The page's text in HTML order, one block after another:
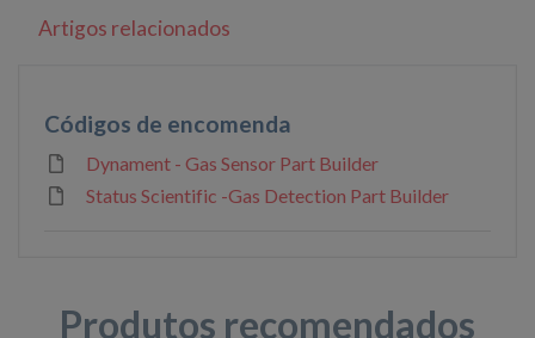
Artigos relacionados
Códigos de encomenda
Dynament - Gas Sensor Part Builder
Status Scientific -Gas Detection Part Builder
Produtos recomendados